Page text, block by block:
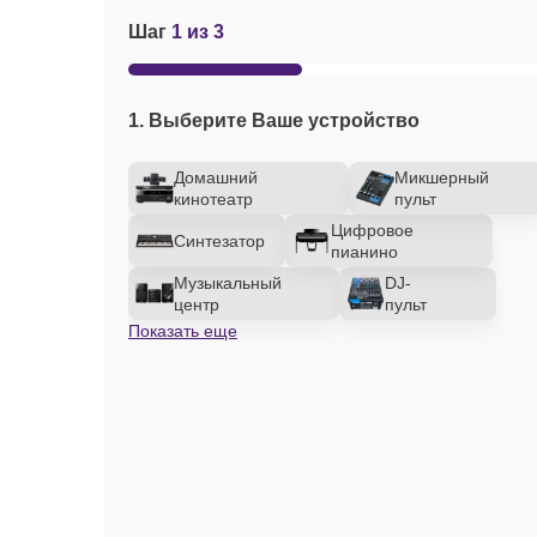
Шаг 1 из 3
1. Выберите Ваше устройство
Домашний
кинотеатр
Микшерный
пульт
Синтезатор
Цифровое
пианино
Музыкальный
центр
DJ-
пульт
Показать еще